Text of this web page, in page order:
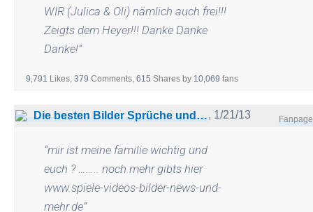
WIR (Julica & Oli) nämlich auch frei!!!
Zeigts dem Heyer!!! Danke Danke
Danke!”
9,791 Likes,379 Comments,615 Shares by 10,069 fans
Die besten Bilder Sprüche und Videos, 1/21/13
“mir ist meine familie wichtig und
euch ? …….. noch mehr gibts hier
www.spiele-videos-bilder-news-und-
mehr.de”